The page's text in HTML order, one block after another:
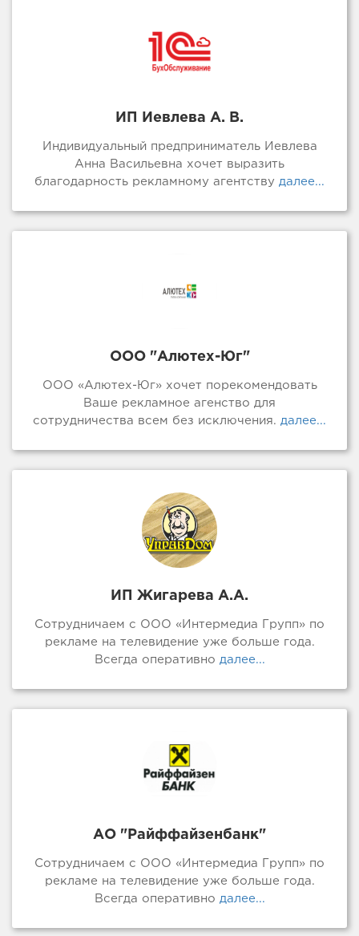
ИП Иевлева А. В.
Индивидуальный предприниматель Иевлева
Анна Васильевна хочет выразить
благодарность рекламному агентству далее...
ООО "Алютех-Юг"
ООО «Алютех-Юг» хочет порекомендовать
Ваше рекламное агенство для
сотрудничества всем без исключения.
далее...
ИП Жигарева А.А.
Сотрудничаем с ООО «Интермедиа Групп» по
рекламе на телевидение уже больше года.
Всегда оперативно далее...
АО "Райффайзенбанк"
Сотрудничаем с ООО «Интермедиа Групп» по
рекламе на телевидение уже больше года.
Всегда оперативно далее...